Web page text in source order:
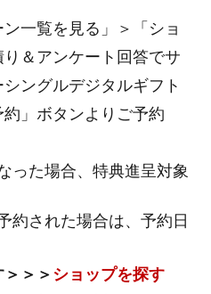
一覧を見る」＞「ショ
＆アンケート回答でサ
ングルデジタルギフト
」ボタンよりご予約
った場合、特典進呈対象
約された場合は、予約日
＞＞ ショップを探す